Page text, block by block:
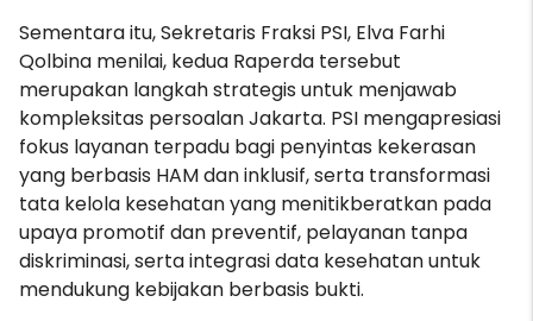
Sementara itu, Sekretaris Fraksi PSI, Elva Farhi
Qolbina menilai, kedua Raperda tersebut
merupakan langkah strategis untuk menjawab
kompleksitas persoalan Jakarta. PSI mengapresiasi
fokus layanan terpadu bagi penyintas kekerasan
yang berbasis HAM dan inklusif, serta transformasi
tata kelola kesehatan yang menitikberatkan pada
upaya promotif dan preventif, pelayanan tanpa
diskriminasi, serta integrasi data kesehatan untuk
mendukung kebijakan berbasis bukti.